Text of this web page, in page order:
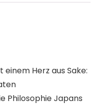
Herz aus Sake:
Philosophie Japans